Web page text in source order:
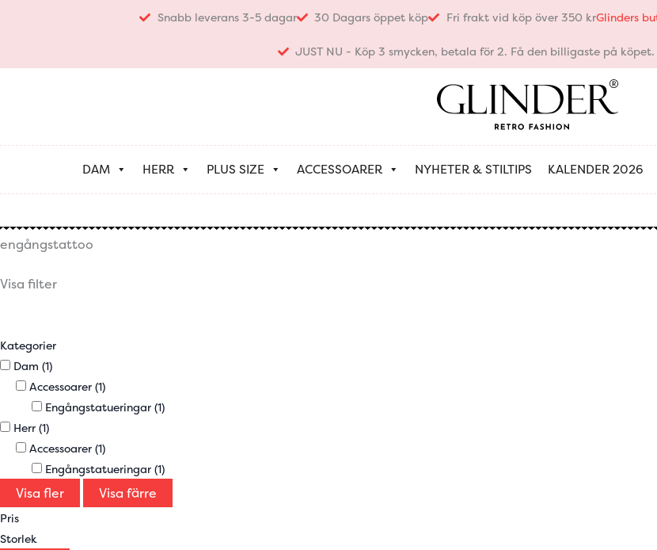
Snabb leverans 3-5 dagar 30 Dagars öppet köp Fri frakt vid köp över 350 krGlinders
JUST NU - Köp 3 smycken, betala för 2. Få den billigaste på
DAM HERR PLUS SIZE ACCESSOARER NYHETER & STILTIPS KALENDER 2026
engångstattoo
Visa filter
Kategorier
Dam (1)
Accessoarer (1)
Engångstatueringar (1)
Herr (1)
Accessoarer (1)
Engångstatueringar (1)
Visa fler Visa färre
Pris
Storlek